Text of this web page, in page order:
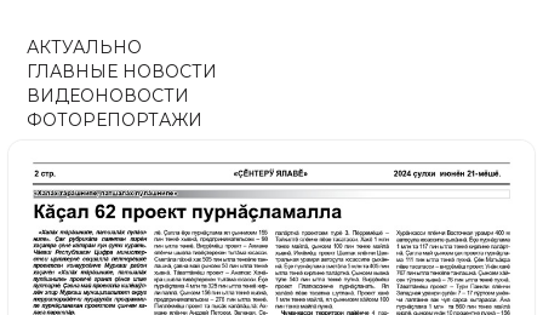
АКТУАЛЬНО
ГЛАВНЫЕ НОВОСТИ
ВИДЕОНОВОСТИ
ФОТОРЕПОРТАЖИ